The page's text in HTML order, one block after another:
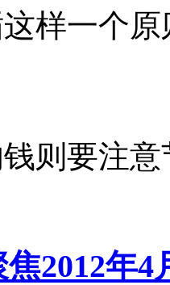
样一个
则要注
焦2012年4